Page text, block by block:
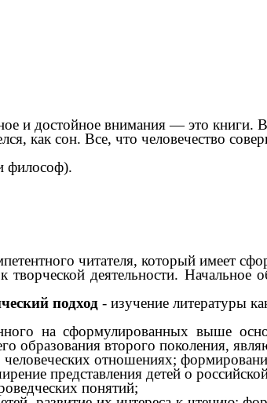
и достойное внимания — это
как сон. Все, что человечество
философ).
читателя, который имеет
деятельности.
подход- изучение литературы
на сформулированных выше
образования второго поколения,
отношениях;
представления детей о
понятий;